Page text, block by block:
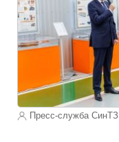
Пресс-служба СинТЗ